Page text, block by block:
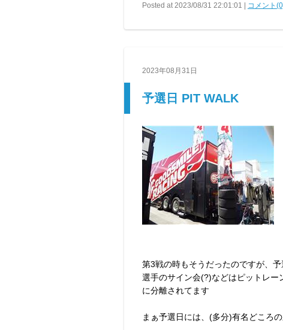
Posted at 2023/08/31 22:01:01 | コメント
2023年08月31日
予選日 PIT WALK
第3戦の時もそうだったのですが、
選手のサイン会(?)などはピットレー
に分離されてます
まぁ予選日には、(多分)有名どころ